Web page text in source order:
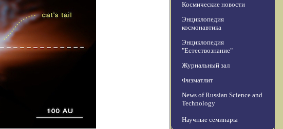
Космические новости
Энциклопедия
космонавтика
Энциклопедия
"Естествознание"
Журнальный зал
Физматлит
News of Russian Science and
Technology
Научные семинары